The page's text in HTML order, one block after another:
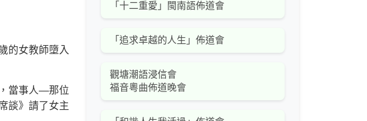
的女教師墮入
當事人—那位
談》請了女主
「十二重愛」閩南語佈道會
「追求卓越的人生」佈道會
觀塘潮語浸信會
福音粵曲佈道晚會